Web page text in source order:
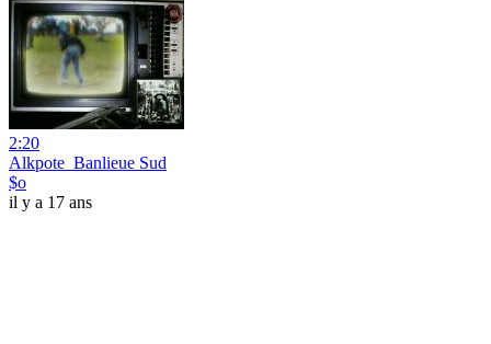
2:20
Alkpote_Banlieue Sud
$o
il y a 17 ans